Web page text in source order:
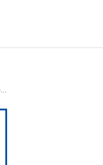
タスクの投げ合い、PM逃亡……コロナ禍の“失敗プロジェクト"と管理ツールの是非